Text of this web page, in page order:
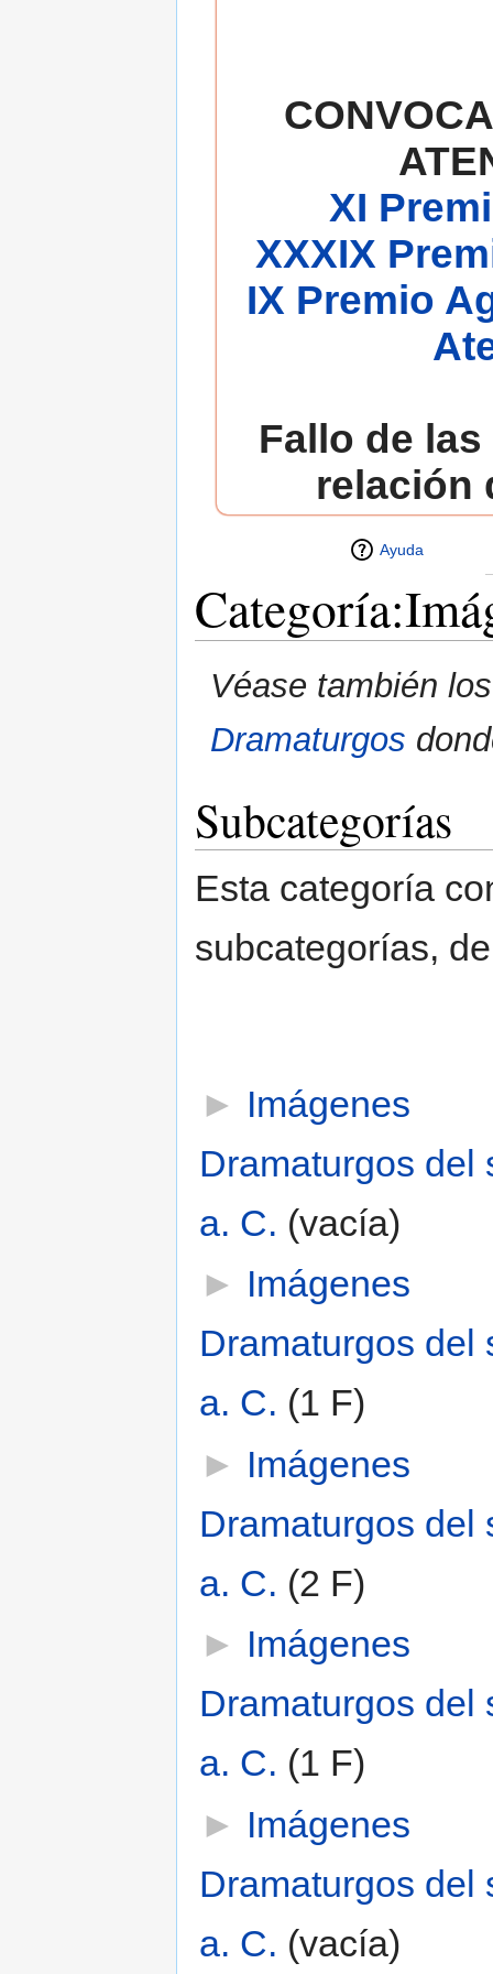
XI
XXXIX
IX Premio
Fallo de
relación
Ayuda
Véase también
Dramaturgos
Subcategorías
Esta categoría
subcategorías,
► Imágenes
Dramaturgos del
a. C. (vacía)
► Imágenes
Dramaturgos del
a. C. (1 F)
► Imágenes
Dramaturgos del
a. C. (2 F)
► Imágenes
Dramaturgos del
a. C. (1 F)
► Imágenes
Dramaturgos del
a. C. (vacía)